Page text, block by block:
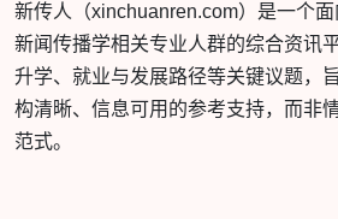
新传人（xinchuanren.com）是一个
新闻传播学相关专业人群的综合资讯
升学、就业与发展路径等关键议题，
构清晰、信息可用的参考支持，而非
范式。